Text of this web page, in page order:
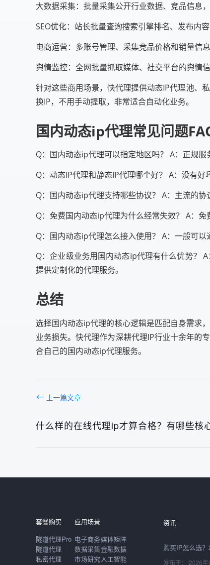
大数据采集：批量采集公开行业数据、竞品信息
SEO优化：站长批量查询搜索引擎排名、发布内
电商运营：多账号管理、采集竞品价格和销量信
舆情监控：全网批量抓取媒体、社交平台的舆情
针对这些商用场景，快代理提供动态IP代理池、
换IP，不用手动提取，非常适合自动化业务。
国内动态ip代理常见问题
Q：国内动态ip代理可以指定地区吗？ A：正规
Q：动态IP代理和静态IP代理哪个好？ A：没有
Q：国内动态ip代理支持哪些协议？ A：主流的
Q：免费国内动态ip代理为什么经常失效？ A：
Q：国内动态ip代理怎么接入使用？ A：一般可
Q：企业级业务用国内动态ip代理有什么优势？
提供定制化的代理服务。
总结
选择国内动态ip代理的核心逻辑是匹配自身需求
业务损失。快代理作为深耕代理IP行业十余年的
合自己的国内动态ip代理服务。
上一篇文章
什么样的在线代理ip才算合格？有哪些核
套餐购买
隧道代理Pro
隧道代理
私密代理
应用场景
电子商务
数据采集
市场研究
媒体矩阵
金融数据
人工智能
资讯
发布于： 2026年
发布于： 2026